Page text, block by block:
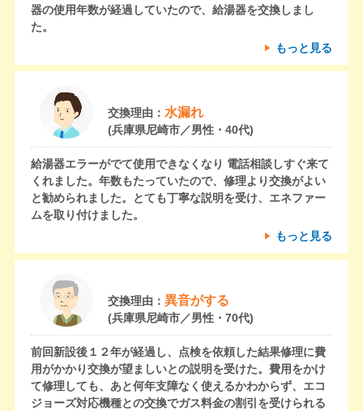
器の使用年数が経過していたので、給湯器を交換しまし
た。
もっと見る
交換理由： 水漏れ
(兵庫県尼崎市／男性・40代)
給湯器エラーがでて使用できなくなり 電話相談しすぐ来て
くれました。年数もたっていたので、修理より交換がよい
と勧められました。とても丁寧な説明を受け、エネファー
ムを取り付けました。
もっと見る
交換理由： 異音がする
(兵庫県尼崎市／男性・70代)
前回新設後１２年が経過し、点検を依頼した結果修理に費
用がかかり交換が望ましいとの説明を受けた。費用をかけ
て修理しても、あと何年支障なく使えるかわからず、エコ
ジョーズ対応機種との交換でガス料金の割引を受けられる